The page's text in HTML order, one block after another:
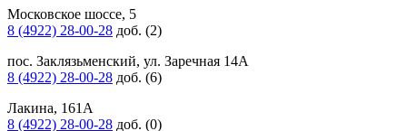
Московское шоссе, 5
8 (4922) 28-00-28 доб. (2)
пос. Заклязьменский, ул. Заречная 14А
8 (4922) 28-00-28 доб. (6)
Лакина, 161А
8 (4922) 28-00-28 доб. (0)